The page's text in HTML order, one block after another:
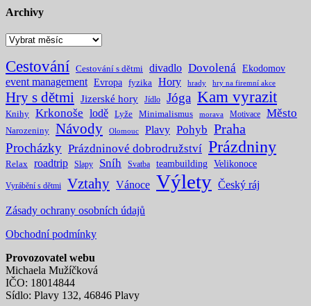
Archivy
Archivy
Cestování Cestování s dětmi divadlo Dovolená Ekodomov
event management Evropa fyzika Hory hrady hry na firemní akce
Hry s dětmi Jizerské hory Jídlo Jóga Kam vyrazit
Knihy Krkonoše lodě Lyže Minimalismus morava Motivace Město
Narozeniny Návody Olomouc Plavy Pohyb Praha
Procházky Prázdninové dobrodružství Prázdniny
Relax roadtrip Slapy Sníh Svatba teambuilding Velikonoce
Vyrábění s dětmi Vztahy Vánoce Výlety Český ráj
Zásady ochrany osobních údajů
Obchodní podmínky
Provozovatel webu
Michaela Mužíčková
IČO: 18014844
Sídlo: Plavy 132, 46846 Plavy